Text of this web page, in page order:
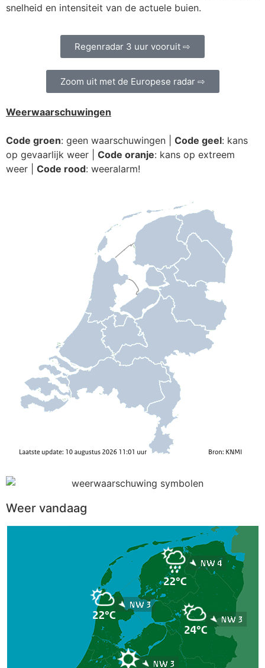
snelheid en intensiteit van de actuele buien.
Regenradar 3 uur vooruit ⇨
Zoom uit met de Europese radar ⇨
Weerwaarschuwingen
Code groen: geen waarschuwingen | Code geel: kans
op gevaarlijk weer | Code oranje: kans op extreem
weer | Code rood: weeralarm!
Weer vandaag